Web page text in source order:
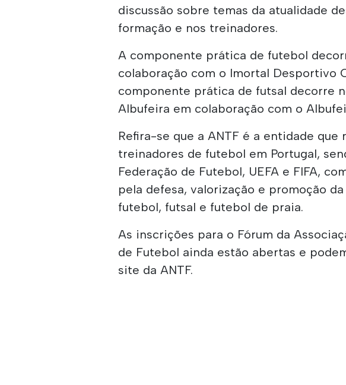
discussão sobre temas da atualidade
formação e nos treinadores.
A componente prática de futebol
colaboração com o Imortal Desportivo
componente prática de futsal decorre
Albufeira em colaboração com o
Refira-se que a ANTF é a entidade
treinadores de futebol em Portugal,
Federação de Futebol, UEFA e FIFA,
pela defesa, valorização e promoção
futebol, futsal e futebol de praia.
As inscrições para o Fórum da
de Futebol ainda estão abertas e
site da ANTF.